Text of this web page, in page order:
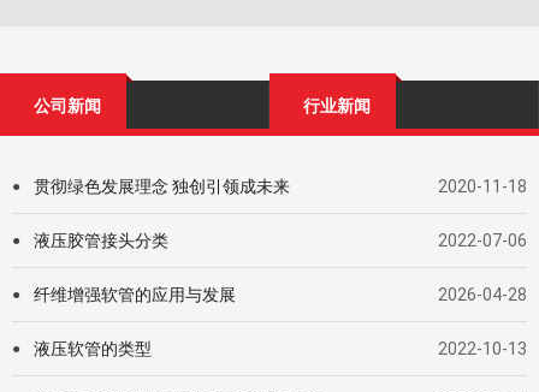
公司新闻 行业新闻
● 贯彻绿色发展理念 独创引领成未来 2020-11-18
● 液压胶管接头分类 2022-07-06
● 纤维增强软管的应用与发展 2026-04-28
● 液压软管的类型 2022-10-13